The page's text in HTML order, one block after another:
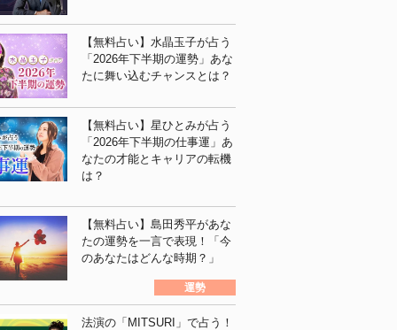
【無料占い】水晶玉子が占う
「2026年下半期の運勢」あな
たに舞い込むチャンスとは？
【無料占い】星ひとみが占う
「2026年下半期の仕事運」あ
なたの才能とキャリアの転機
は？
【無料占い】島田秀平があな
たの運勢を一言で表現！「今
のあなたはどんな時期？」
運勢
法演の「MITSURI」で占う！